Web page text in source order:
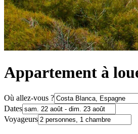
Appartement à
Où allez-vous ?
Dates
Voyageurs